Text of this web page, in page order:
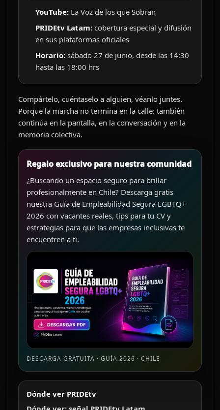
YouTube: La Voz de los que Sobran
PRIDEtv Latam: cobertura especial y difusión
en sus plataformas oficiales
Horario: sábado 27 de junio, desde las 14:30
hasta las 18:00 hrs
Compártelo, cuéntaselo a alguien, véanlo juntes.
Porque la marcha no termina en la calle: también
continúa en la pantalla, en la conversación y en la
memoria colectiva.
Regalo exclusivo para nuestra comunidad
¿Buscando un espacio seguro para brillar
profesionalmente en Chile? Descarga gratis
nuestra Guía de Empleabilidad Segura LGBTQ+
2026 con vacantes reales, tips para tu CV y
estrategias para que las empresas inclusivas te
encuentren a ti.
DESCARGA GRATUITA · GUÍA 2026 · CHILE
Dónde ver PRIDEtv